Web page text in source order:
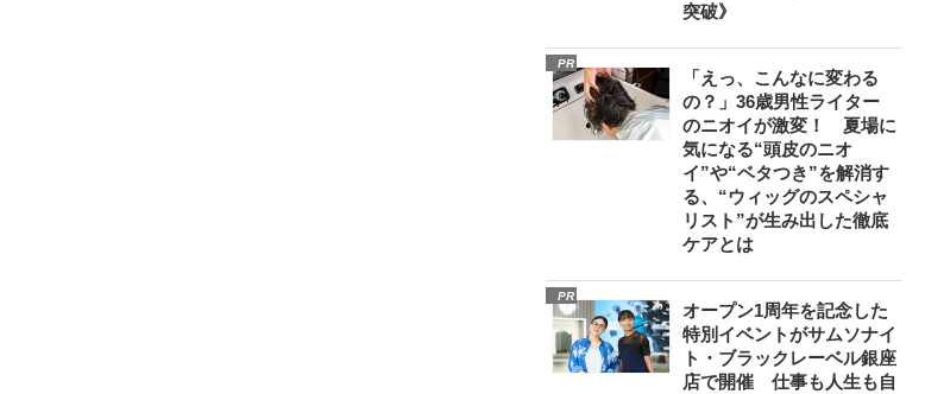
突破》
PR
「えっ、こんなに変わる
の？」36歳男性ライター
のニオイが激変！ 夏場に
気になる“頭皮のニオ
イ”や“ベタつき”を解消す
る、“ウィッグのスペシャ
リスト”が生み出した徹底
ケアとは
PR
オープン1周年を記念した
特別イベントがサムソナイ
ト・ブラックレーベル銀座
店で開催 仕事も人生も自